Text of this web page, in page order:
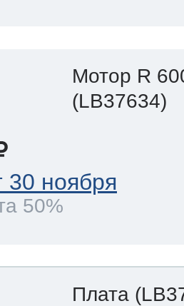
Мотор R
(LB37634)
30 ноября
50%
Плата